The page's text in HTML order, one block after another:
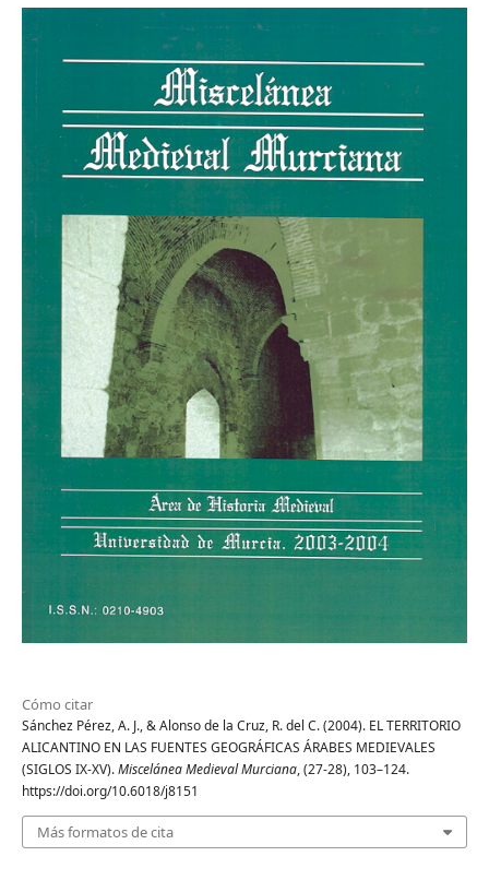
Cómo citar
Sánchez Pérez, A. J., & Alonso de la Cruz, R. del C. (2004). EL TERRITORIO
ALICANTINO EN LAS FUENTES GEOGRÁFICAS ÁRABES MEDIEVALES
(SIGLOS IX-XV).Miscelánea Medieval Murciana, (27-28), 103–124.
https://doi.org/10.6018/j8151
Más formatos de cita